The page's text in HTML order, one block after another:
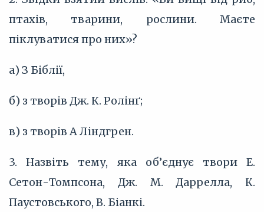
птахів, тварини, рослини. Маєте
піклуватися про них»?
а) З Біблії,
б) з творів Дж. К. Ролінґ;
в) з творів А Ліндгрен.
3. Назвіть тему, яка об’єднує твори Е.
Сетон-Томпсона, Дж. М. Даррелла, К.
Паустовського, В. Біанкі.